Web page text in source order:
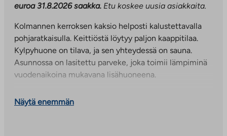
euroa 31.8.2026 saakka. Etu koskee uusia asiakkaita.
Kolmannen kerroksen kaksio helposti kalustettavalla
pohjaratkaisulla. Keittiöstä löytyy paljon kaappitilaa.
Kylpyhuone on tilava, ja sen yhteydessä on sauna.
Asunnossa on lasitettu parveke, joka toimii lämpiminä
vuodenaikoina mukavana lisähuoneena.
Näytä enemmän